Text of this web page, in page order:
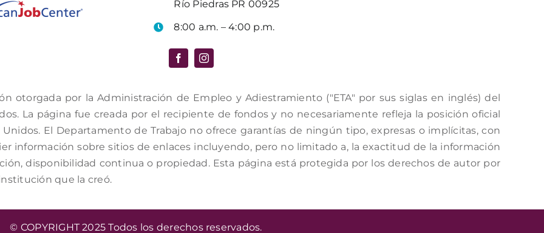
Río Piedras PR 00925
8:00 a.m. – 4:00 p.m.
otorgada por la Administración de Empleo y Adiestramiento ("ETA" por sus siglas en inglés) del
La página fue creada por el recipiente de fondos y no necesariamente refleja la posición oficial
El Departamento de Trabajo no ofrece garantías de ningún tipo, expresas o implícitas, con
información sobre sitios de enlaces incluyendo, pero no limitado a, la exactitud de la información
disponibilidad continua o propiedad. Esta página está protegida por los derechos de autor por
que la creó.
© COPYRIGHT 2025 Todos los derechos reservados.